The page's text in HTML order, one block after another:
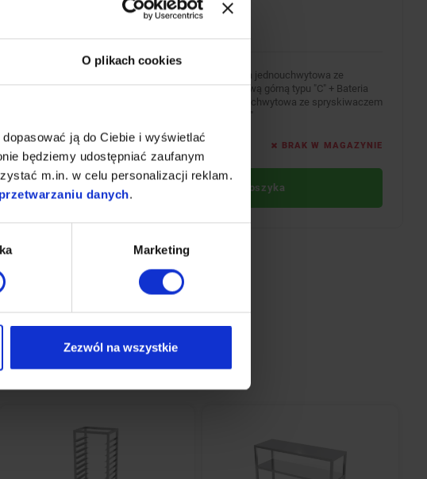
O plikach cookies
ją do Ciebie i wyświetlać
będziemy udostępniać zaufanym
m.in. w celu personalizacji reklam.
danych.
Marketing
Zezwól na wszystkie
z
Bateria zlewozmywakowa stojąca jednouchwytowa ze
spryskiwaczem i wylewką obrotową górną typu "C" + Bateria
zlewozmywakowa stojąca jednouchwytowa ze spryskiwaczem
1.635,90 zł BRAK W MAGAZYNIE
Dodaj do koszyka